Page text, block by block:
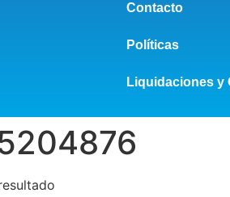
Contacto
Políticas
Liquidaciones y